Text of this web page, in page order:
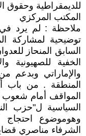
للديمقراطية وحقوق
المكتب المركزي
ملاحظة : لم يرد في
توضيحية لمشاركة
السابق المنحاز
الخفية للصهيونية
والإماراتي وبدعم
المنطقة . من باب
المواقف أمام شعوب
السياسية ل"حزب
وهوموضوع احتجاج
الشرفاء مناصري